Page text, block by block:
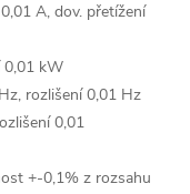
A, dov. přetížení
0,01 kW
rozlišení 0,01 Hz
0,01
+-0,1% z rozsahu